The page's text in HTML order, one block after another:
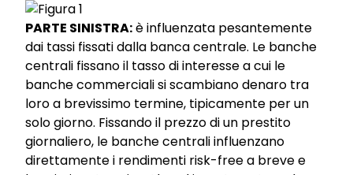
PARTE SINISTRA:è influenzata pesantemente
dai tassi fissati dalla banca centrale. Le banche
centrali fissano il tasso di interesse a cui le
banche commerciali si scambiano denaro tra
loro a brevissimo termine, tipicamente per un
solo giorno. Fissando il prezzo di un prestito
giornaliero, le banche centrali influenzano
direttamente i rendimenti risk-free a breve e